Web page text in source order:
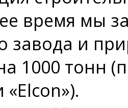
время мы
завода и
1000 тонн